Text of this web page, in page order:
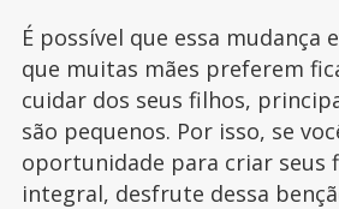
É possível que essa mudança
que muitas mães preferem
cuidar dos seus filhos,
são pequenos. Por isso, se
oportunidade para criar seus
integral, desfrute dessa